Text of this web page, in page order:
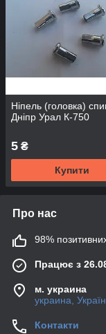
Ніпель (головка)
Дніпр Урал К-750
5 ₴
Купити
Про нас
98% позитивних
Працює з
м. украина
украина,
Контакти